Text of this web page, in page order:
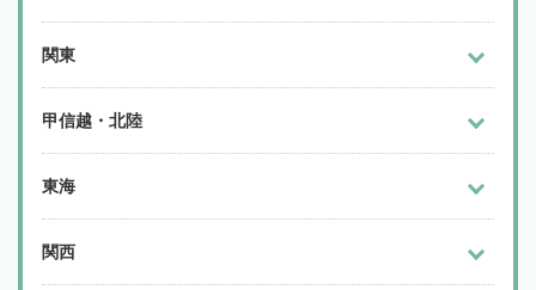
関東
甲信越・北陸
東海
関西